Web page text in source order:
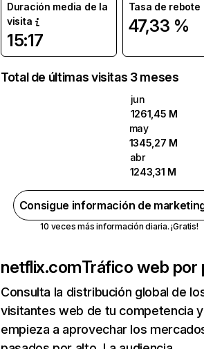
Duración media de la
visita
15:17
Tasa de rebote
47,33 %
Total de últimas visitas 3 meses
jun
1261,45 M
may
1345,27 M
abr
1243,31 M
Consigue información de
10 veces más información diaria. ¡Gratis!
netflix.comTráfico web por
Consulta la distribución global de
visitantes web de tu competencia y
empieza a aprovechar los